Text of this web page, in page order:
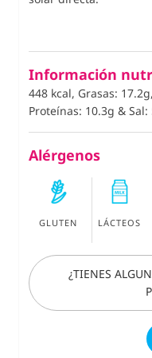
Información
448 kcal, Grasas:
Proteínas: 10.3g & Sal:
Alérgenos
GLUTEN LÁCTEOS
¿TIENES